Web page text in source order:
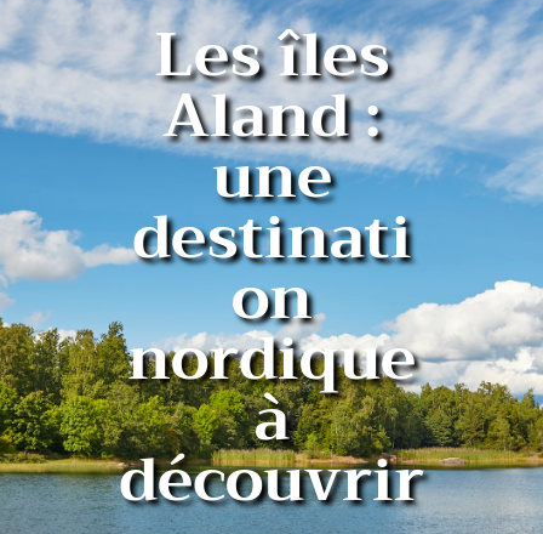
Les îles
Aland :
une
destinati
on
nordique
à
découvrir